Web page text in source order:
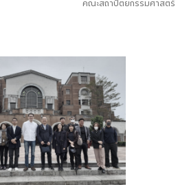
คณะสถาปัตยกรรมศาสตร์